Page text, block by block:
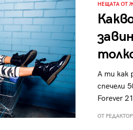
НЕЩАТА ОТ
А ти как
спечели
Forever
ОТ